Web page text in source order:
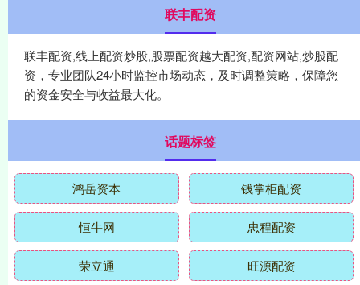
联丰配资
联丰配资,线上配资炒股,股票配资越大配资,配资网站,炒股配
资，专业团队24小时监控市场动态，及时调整策略，保障您
的资金安全与收益最大化。
话题标签
鸿岳资本 钱掌柜配资
恒牛网 忠程配资
荣立通 旺源配资